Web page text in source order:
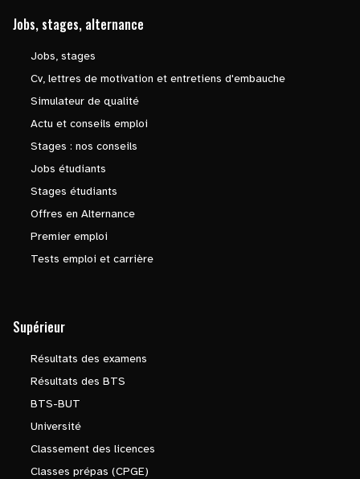
Jobs, stages, alternance
Jobs, stages
Cv, lettres de motivation et entretiens d'embauche
Simulateur de qualité
Actu et conseils emploi
Stages : nos conseils
Jobs étudiants
Stages étudiants
Offres en Alternance
Premier emploi
Tests emploi et carrière
Supérieur
Résultats des examens
Résultats des BTS
BTS-BUT
Université
Classement des licences
Classes prépas (CPGE)